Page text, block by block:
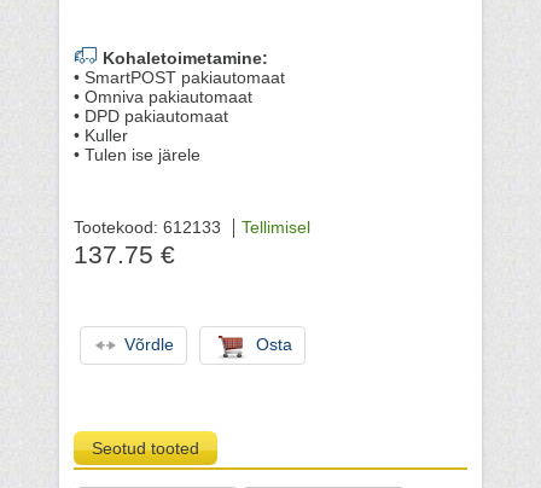
Kohaletoimetamine:
• SmartPOST pakiautomaat
• Omniva pakiautomaat
• DPD pakiautomaat
• Kuller
• Tulen ise järele
Tootekood: 612133 Tellimisel
137.75 €
Võrdle Osta
Seotud tooted